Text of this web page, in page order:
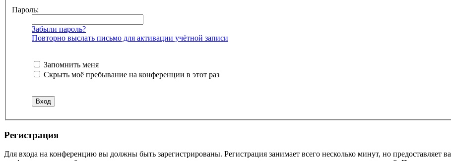
Пароль:
Забыли пароль?
Повторно выслать письмо для активации учётной записи
Запомнить меня
Скрыть моё пребывание на конференции в этот раз
Регистрация
Для входа на конференцию вы должны быть зарегистрированы. Регистрация занимает всего несколько минут, но